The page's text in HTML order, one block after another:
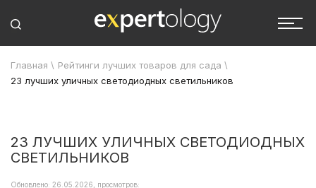
Главная \ Рейтинги лучших товаров для сада \
23 лучших уличных светодиодных светильников
23 ЛУЧШИХ УЛИЧНЫХ СВЕТОДИОДНЫХ
СВЕТИЛЬНИКОВ
Обновлено: 26.05.2026, просмотров: